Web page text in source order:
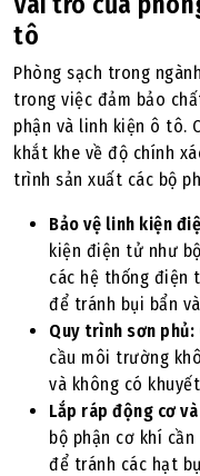
tô
Phòng sạch trong
trong việc đảm bảo
phận và linh kiện ô tô.
khắt khe về độ chính
trình sản xuất các bộ
Bảo vệ linh kiện
kiện điện tử như
các hệ thống điện
để tránh bụi bẩn
Quy trình sơn phủ:
cầu môi trường
và không có
Lắp ráp động cơ
bộ phận cơ khí
để tránh các hạt